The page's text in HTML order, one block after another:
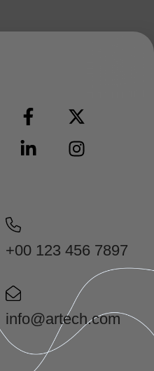
+00 123 456 7897
info@artech.com